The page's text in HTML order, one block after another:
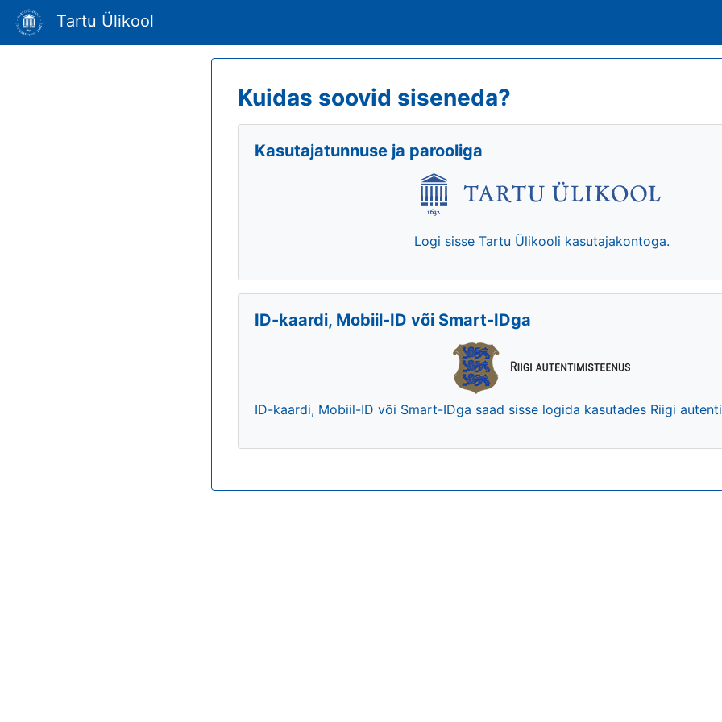
Tartu Ülikool
Kuidas soovid siseneda?
Kasutajatunnuse ja parooliga
Logi sisse Tartu Ülikooli kasutajakontoga.
ID-kaardi, Mobiil-ID või Smart-IDga
ID-kaardi, Mobiil-ID või Smart-IDga saad sisse logida kasutades Riigi